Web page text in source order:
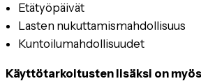
Etätyöpäivät
Lasten nukuttamismahdollisuus
Kuntoilumahdollisuudet
Käyttötarkoitusten lisäksi on